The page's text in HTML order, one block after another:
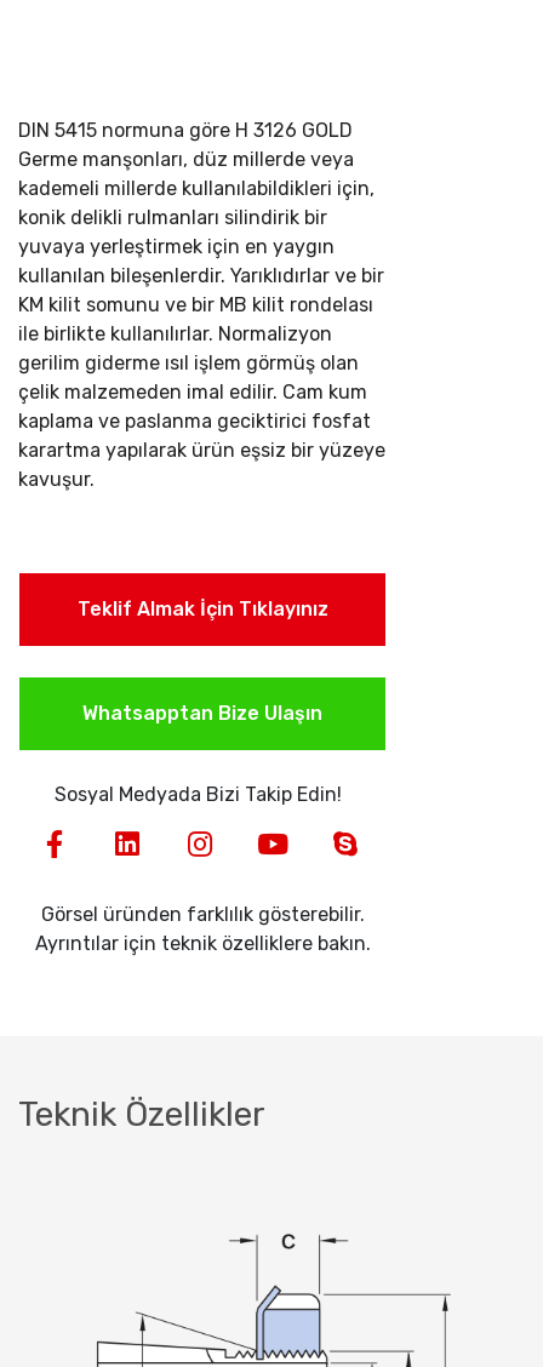
DIN 5415 normuna göre H 3126 GOLD
Germe manşonları, düz millerde veya
kademeli millerde kullanılabildikleri için,
konik delikli rulmanları silindirik bir
yuvaya yerleştirmek için en yaygın
kullanılan bileşenlerdir. Yarıklıdırlar ve bir
KM kilit somunu ve bir MB kilit rondelası
ile birlikte kullanılırlar. Normalizyon
gerilim giderme ısıl işlem görmüş olan
çelik malzemeden imal edilir. Cam kum
kaplama ve paslanma geciktirici fosfat
karartma yapılarak ürün eşsiz bir yüzeye
kavuşur.
Teklif Almak İçin Tıklayınız
Whatsapptan Bize Ulaşın
Sosyal Medyada Bizi Takip Edin!
Görsel üründen farklılık gösterebilir.
Ayrıntılar için teknik özelliklere bakın.
Teknik Özellikler